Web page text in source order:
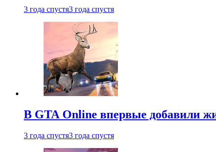
3 года спустя3 года спустя
В GTA Online впервые добавили
3 года спустя3 года спустя